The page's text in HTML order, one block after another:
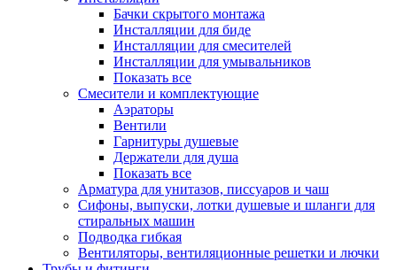
Бачки скрытого монтажа
Инсталляции для биде
Инсталляции для смесителей
Инсталляции для умывальников
Показать все
Смесители и комплектующие
Аэраторы
Вентили
Гарнитуры душевые
Держатели для душа
Показать все
Арматура для унитазов, писсуаров и чаш
Сифоны, выпуски, лотки душевые и шланги для
стиральных машин
Подводка гибкая
Вентиляторы, вентиляционные решетки и лючки